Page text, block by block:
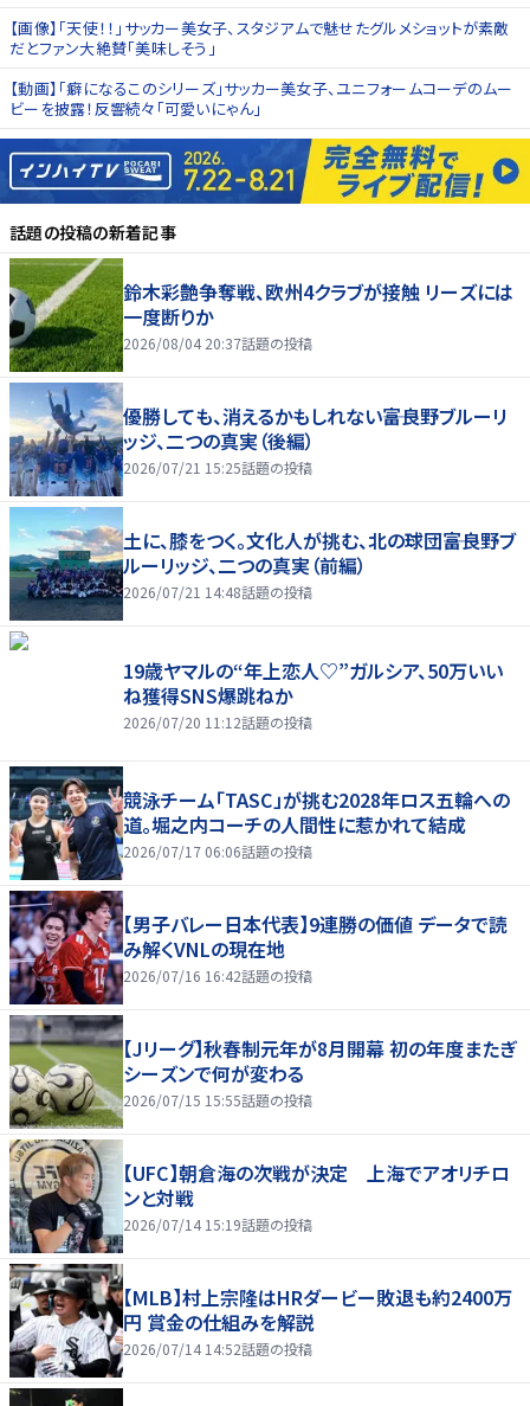
【画像】「天使！！」サッカー美女子、スタジアムで魅せたグルメショットが素敵
だとファン大絶賛「美味しそう」
【動画】「癖になるこのシリーズ」サッカー美女子、ユニフォームコーデのムー
ビーを披露！反響続々「可愛いにゃん」
話題の投稿の新着記事
鈴木彩艶争奪戦、欧州4クラブが接触 リーズには
一度断りか
2026/08/04 20:37話題の投稿
優勝しても、消えるかもしれない――富良野ブルーリ
ッジ、二つの真実（後編）
2026/07/21 15:25話題の投稿
土に、膝をつく。文化人が挑む、北の球団――富良野ブ
ルーリッジ、二つの真実（前編）
2026/07/21 14:48話題の投稿
19歳ヤマルの“年上恋人♡”ガルシア、50万いい
ね獲得SNS爆跳ねか
2026/07/20 11:12話題の投稿
競泳チーム「TASC」が挑む2028年ロス五輪への
道。堀之内コーチの人間性に惹かれて結成
2026/07/17 06:06話題の投稿
【男子バレー日本代表】9連勝の価値 データで読
み解くVNLの現在地
2026/07/16 16:42話題の投稿
【Jリーグ】秋春制元年が8月開幕 初の年度またぎ
シーズンで何が変わる
2026/07/15 15:55話題の投稿
【UFC】朝倉海の次戦が決定 上海でアオリチロ
ンと対戦
2026/07/14 15:19話題の投稿
【MLB】村上宗隆はHRダービー敗退も約2400万
円 賞金の仕組みを解説
2026/07/14 14:52話題の投稿